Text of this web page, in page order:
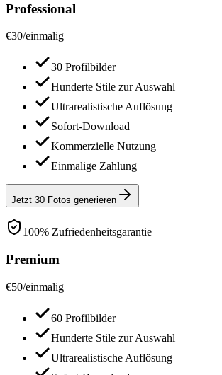
Professional
€30/einmalig
30 Profilbilder
Hunderte Stile zur Auswahl
Ultrarealistische Auflösung
Sofort-Download
Kommerzielle Nutzung
Einmalige Zahlung
Jetzt 30 Fotos generieren
100% Zufriedenheitsgarantie
Premium
€50/einmalig
60 Profilbilder
Hunderte Stile zur Auswahl
Ultrarealistische Auflösung